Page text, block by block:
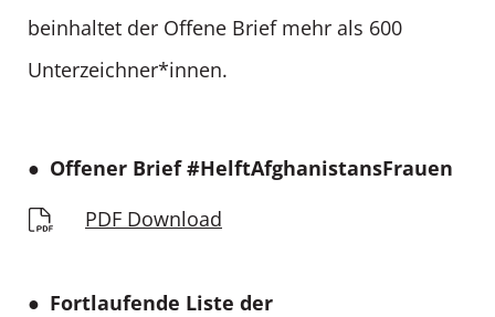
beinhaltet der Offene Brief mehr als 600
Unterzeichner*innen.
Offener Brief #HelftAfghanistansFrauen
PDF Download
Fortlaufende Liste der